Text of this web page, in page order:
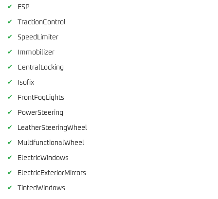
✔ ESP
✔ TractionControl
✔ SpeedLimiter
✔ Immobilizer
✔ CentralLocking
✔ Isofix
✔ FrontFogLights
✔ PowerSteering
✔ LeatherSteeringWheel
✔ MultifunctionalWheel
✔ ElectricWindows
✔ ElectricExteriorMirrors
✔ TintedWindows